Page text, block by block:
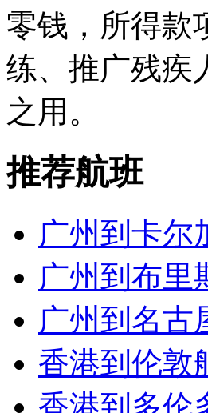
零钱，所得款
练、推广残疾
之用。
推荐航班
广州到卡尔
广州到布里
广州到名古
香港到伦敦
香港到多伦